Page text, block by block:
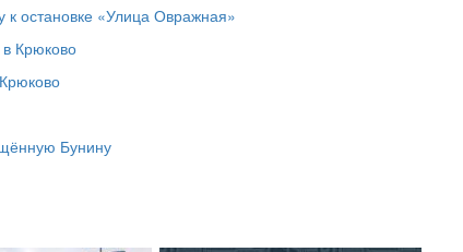
остановке «Улица Овражная»
в Крюково
Бунину